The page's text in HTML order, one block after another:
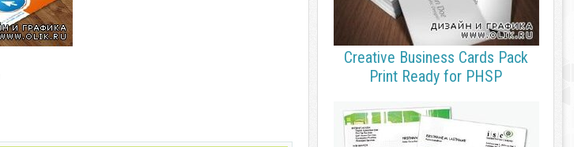
Creative Business Cards Pack
Print Ready for PHSP